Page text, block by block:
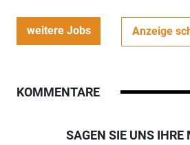
weitere Jobs Anzeige
KOMMENTARE
SAGEN SIE UNS IHRE